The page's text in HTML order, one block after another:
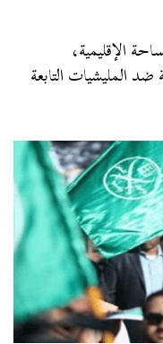
الإقليمية،
ضد المليشيات التابعة